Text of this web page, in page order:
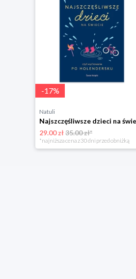
-17%
Natuli
29.00 zł35.00 zł*
*najniższa cena z 30 dni przed obniżką